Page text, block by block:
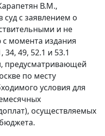
В.М.,
суд с заявлением о
и не
момента издания
, 34, 49, 52.1 и 53.1
предусматривающей
по месту
условия для
осуществляемых